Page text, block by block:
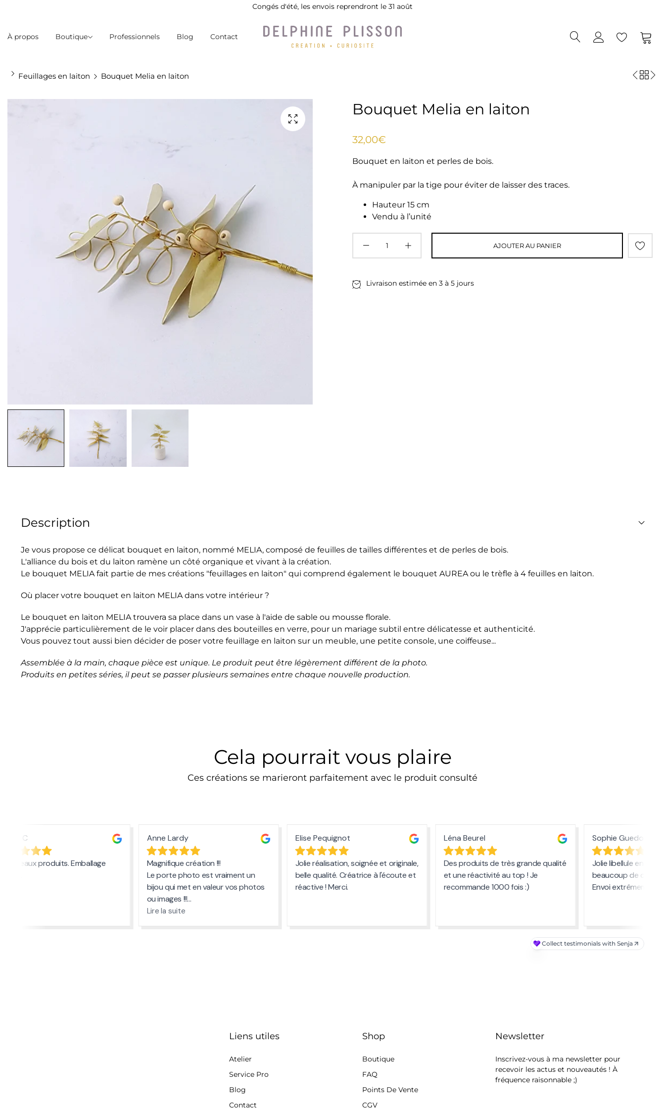
Congés d'été, les envois reprendront le 31 août
À propos Boutique Professionnels Blog Contact 0
Feuillages en laiton Bouquet Melia en laiton
Bouquet Melia en laiton
32,00€
Bouquet en laiton et perles de bois.
À manipuler par la tige pour éviter de laisser des traces.
Hauteur 15 cm
Vendu à l’unité
AJOUTER AU PANIER
Livraison estimée en 3 à 5 jours
Description
Je vous propose ce délicat bouquet en laiton, nommé MELIA, composé de feuilles de tailles différentes et de perles de bois.
L'alliance du bois et du laiton ramène un côté organique et vivant à la création.
Le bouquet MELIA fait partie de mes créations "feuillages en laiton" qui comprend également le bouquet AUREA ou le trèfle à 4 feuilles en laiton.
Où placer votre bouquet en laiton MELIA dans votre intérieur ?
Le bouquet en laiton MELIA trouvera sa place dans un vase à l'aide de sable ou mousse florale.
J'apprécie particulièrement de le voir placer dans des bouteilles en verre, pour un mariage subtil entre délicatesse et authenticité.
Vous pouvez tout aussi bien décider de poser votre feuillage en laiton sur un meuble, une petite console, une coiffeuse...
Assemblée à la main, chaque pièce est unique. Le produit peut être légèrement différent de la photo.
Produits en petites séries, il peut se passer plusieurs semaines entre chaque nouvelle production.
Cela pourrait vous plaire
Ces créations se marieront parfaitement avec le produit consulté
Liens utiles
Atelier
Service Pro
Blog
Contact
Shop
Boutique
FAQ
Points De Vente
CGV
Newsletter
Inscrivez-vous à ma newsletter pour
recevoir les actus et nouveautés ! À
fréquence raisonnable ;)